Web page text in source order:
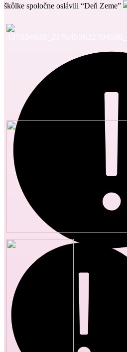
škôlke spoločne oslávili “Deň Zeme”